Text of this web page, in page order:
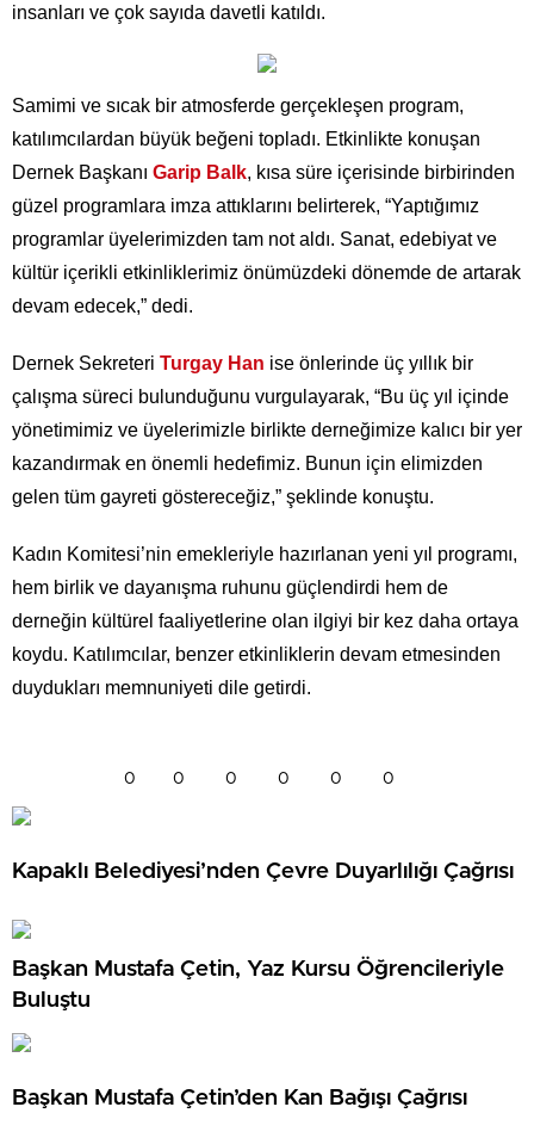
insanları ve çok sayıda davetli katıldı.
Samimi ve sıcak bir atmosferde gerçekleşen program,
katılımcılardan büyük beğeni topladı. Etkinlikte konuşan
Dernek Başkanı Garip Balk, kısa süre içerisinde birbirinden
güzel programlara imza attıklarını belirterek, “Yaptığımız
programlar üyelerimizden tam not aldı. Sanat, edebiyat ve
kültür içerikli etkinliklerimiz önümüzdeki dönemde de artarak
devam edecek,” dedi.
Dernek Sekreteri Turgay Han ise önlerinde üç yıllık bir
çalışma süreci bulunduğunu vurgulayarak, “Bu üç yıl içinde
yönetimimiz ve üyelerimizle birlikte derneğimize kalıcı bir yer
kazandırmak en önemli hedefimiz. Bunun için elimizden
gelen tüm gayreti göstereceğiz,” şeklinde konuştu.
Kadın Komitesi’nin emekleriyle hazırlanan yeni yıl programı,
hem birlik ve dayanışma ruhunu güçlendirdi hem de
derneğin kültürel faaliyetlerine olan ilgiyi bir kez daha ortaya
koydu. Katılımcılar, benzer etkinliklerin devam etmesinden
duydukları memnuniyeti dile getirdi.
0 0 0 0 0 0
Kapaklı Belediyesi’nden Çevre Duyarlılığı Çağrısı
Başkan Mustafa Çetin, Yaz Kursu Öğrencileriyle
Buluştu
Başkan Mustafa Çetin’den Kan Bağışı Çağrısı